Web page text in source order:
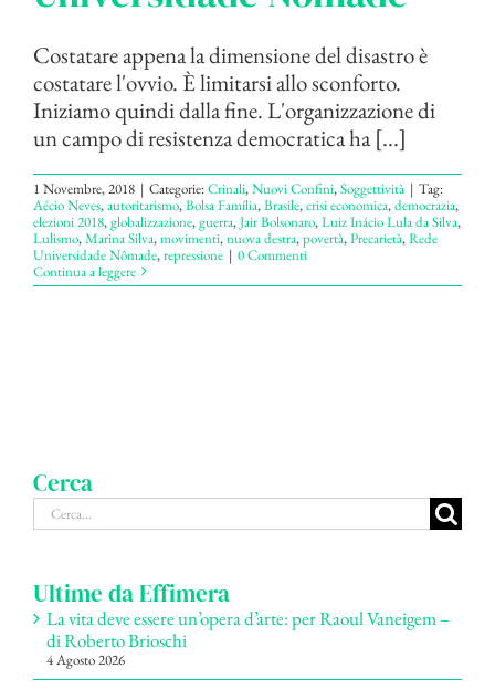
Costatare appena la dimensione del disastro è
costatare l'ovvio. È limitarsi allo sconforto.
Iniziamo quindi dalla fine. L'organizzazione di
un campo di resistenza democratica ha [...]
1 Novembre, 2018 | Categorie:Crinali,Nuovi Confini,Soggettività | Tag:
Aécio Neves,autoritarismo,Bolsa Família,Brasile,crisi economica,democrazia,
elezioni 2018,globalizzazione,guerra,Jair Bolsonaro,Luiz Inácio Lula da Silva,
Lulismo,Marina Silva,movimenti,nuova destra,povertà,Precarietà,Rede
Universidade Nômade,repressione | 0 Commenti
Continua a leggere
Cerca
Cerca
per:
Ultime da Effimera
La vita deve essere un’opera d’arte: per Raoul Vaneigem –
di Roberto Brioschi
4 Agosto 2026